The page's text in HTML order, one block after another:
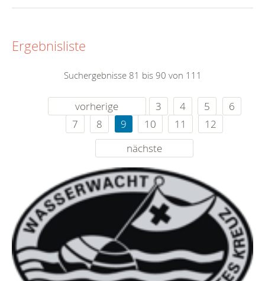
Ergebnisliste
Suchergebnisse 81 bis 90 von 111
vorherige 3 4 5
6
7
8 9 10 11
12
nächste